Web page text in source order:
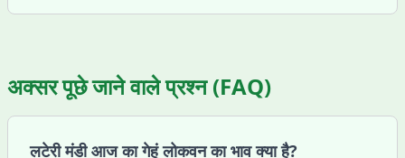
अक्सर पूछे जाने वाले प्रश्न (FAQ)
लटेरी मंडी आज का गेहूं लोकवन का भाव क्या है?